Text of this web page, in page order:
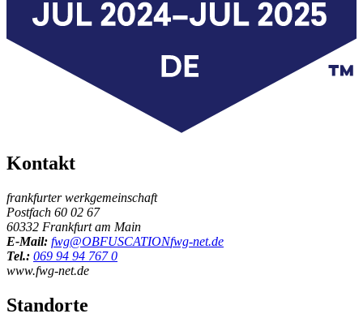
Kontakt
frankfurter werkgemeinschaft
Postfach 60 02 67
60332 Frankfurt am Main
E-Mail: fwg@OBFUSCATIONfwg-net.de
Tel.: 069 94 94 767 0
www.fwg-net.de
Standorte